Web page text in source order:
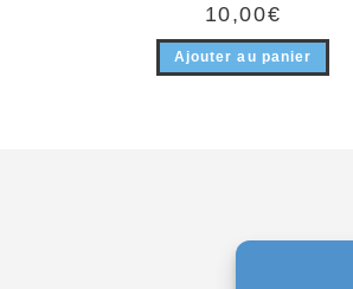
10,00€
Ajouter au panier